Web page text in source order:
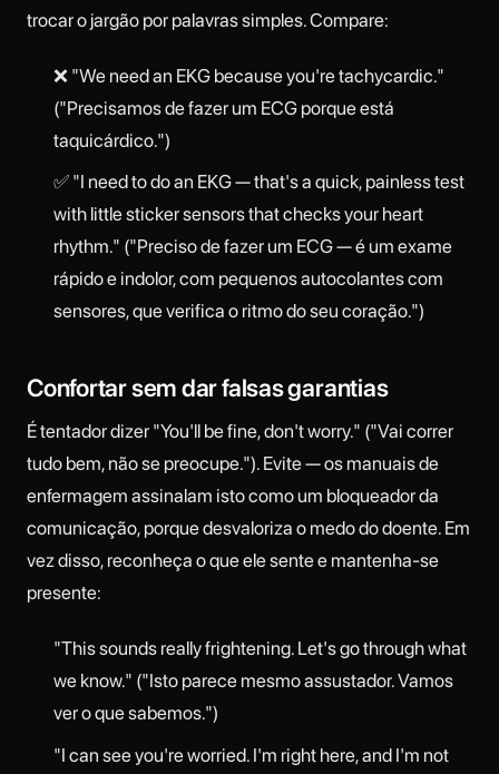
trocar o jargão por palavras simples. Compare:
❌ "We need an EKG because you're tachycardic."
("Precisamos de fazer um ECG porque está
taquicárdico.")
✅ "I need to do an EKG — that's a quick, painless test
with little sticker sensors that checks your heart
rhythm." ("Preciso de fazer um ECG — é um exame
rápido e indolor, com pequenos autocolantes com
sensores, que verifica o ritmo do seu coração.")
Confortar sem dar falsas garantias
É tentador dizer "You'll be fine, don't worry." ("Vai correr
tudo bem, não se preocupe."). Evite — os manuais de
enfermagem assinalam isto como um bloqueador da
comunicação, porque desvaloriza o medo do doente. Em
vez disso, reconheça o que ele sente e mantenha-se
presente:
"This sounds really frightening. Let's go through what
we know." ("Isto parece mesmo assustador. Vamos
ver o que sabemos.")
"I can see you're worried. I'm right here, and I'm not